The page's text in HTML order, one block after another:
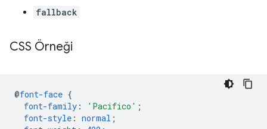
fallback
CSS Örneği
@font-face {
font-family : 'Pacifico' ;
font-style : normal ;